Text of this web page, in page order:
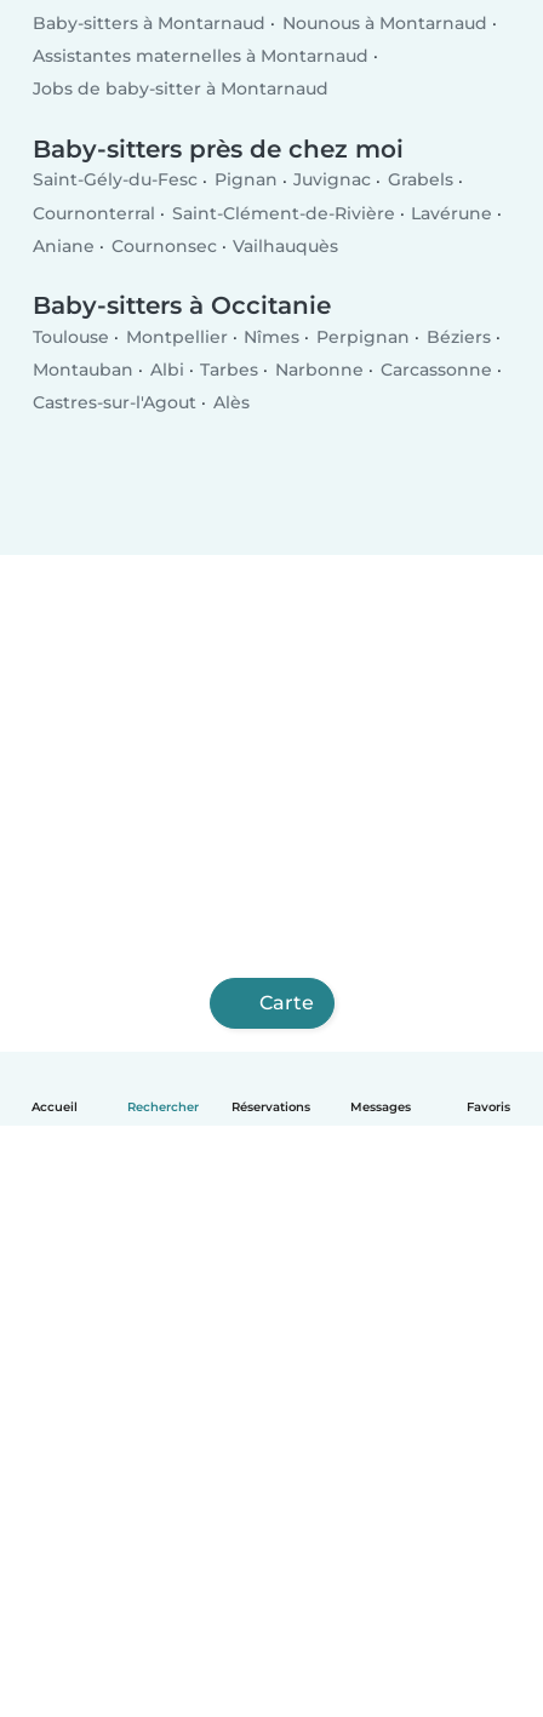
Accueil Rechercher Réservations Messages Favoris
Baby-sitters à Montarnaud
Nounous à Montarnaud
Assistantes maternelles à Montarnaud
Jobs de baby-sitter à Montarnaud
Baby-sitters près de chez moi
Saint-Gély-du-Fesc Pignan Juvignac
Grabels
Cournonterral
Saint-Clément-de-Rivière
Lavérune
Aniane
Cournonsec Vailhauquès
Baby-sitters à Occitanie
Toulouse Montpellier Nîmes Perpignan
Béziers
Montauban
Albi Tarbes Narbonne
Carcassonne
Castres-sur-l'Agout
Alès
Carte